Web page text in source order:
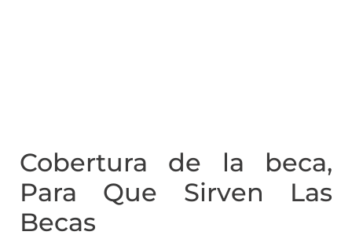
Cobertura de la beca,
Para Que Sirven Las
Becas